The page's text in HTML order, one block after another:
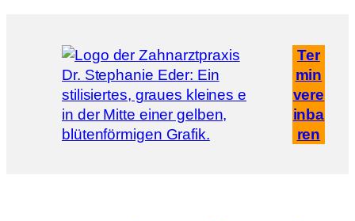
springen
Ter
min
vere
inba
ren